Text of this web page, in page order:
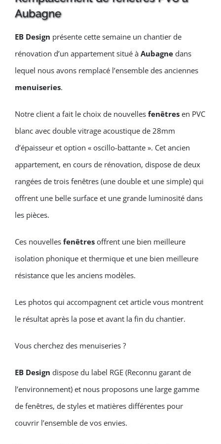
Aubagne
EB Design présente cette semaine un chantier de
rénovation d’un appartement situé à Aubagne dans
lequel nous avons remplacé l’ensemble des anciennes
menuiseries.
Notre client a fait le choix de nouvelles fenêtres en PVC
blanc avec double vitrage acoustique de 28mm
d’épaisseur et option « oscillo-battante ». Cet ancien
appartement, en cours de rénovation, dispose de deux
rangées de trois fenêtres (une double et une simple) qui
offrent une belle surface et une grande luminosité dans
les pièces.
Ces nouvelles fenêtres offrent une bien meilleure
isolation phonique et thermique et une bien meilleure
résistance que les anciens modèles.
Les photos qui accompagnent cet article vous montrent
le résultat après la pose et avant la fin du chantier.
Vous cherchez des menuiseries ?
EB Design dispose du label RGE (Reconnu garant de
l’environnement) et nous proposons une large gamme
de fenêtres, de styles et matières différentes pour
couvrir l’ensemble de vos envies.